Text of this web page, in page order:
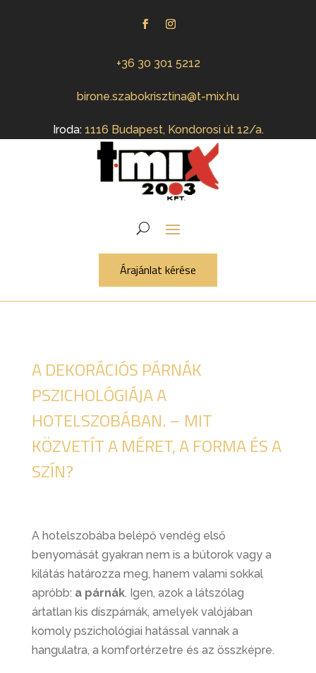
+36 30 301 5212
birone.szabokrisztina@t-mix.hu
Iroda: 1116 Budapest, Kondorosi út 12/a.
Árajánlat kérése
A DEKORÁCIÓS PÁRNÁK
PSZICHOLÓGIÁJA A
HOTELSZOBÁBAN. – MIT
KÖZVETÍT A MÉRET, A FORMA ÉS A
SZÍN?
A hotelszobába belépő vendég első
benyomását gyakran nem is a bútorok vagy a
kilátás határozza meg, hanem valami sokkal
apróbb: a párnák. Igen, azok a látszólag
ártatlan kis díszpárnák, amelyek valójában
komoly pszichológiai hatással vannak a
hangulatra, a komfortérzetre és az összképre.